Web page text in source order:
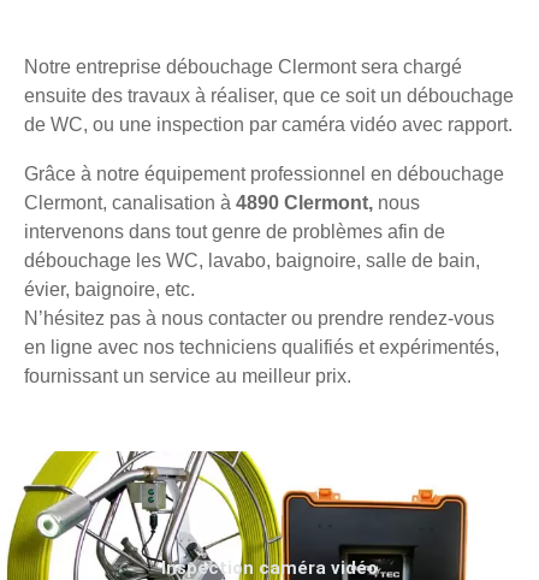
Notre entreprise débouchage Clermont sera chargé
ensuite des travaux à réaliser, que ce soit un débouchage
de WC, ou une inspection par caméra vidéo avec rapport.
Grâce à notre équipement professionnel en débouchage
Clermont, canalisation à 4890 Clermont, nous
intervenons dans tout genre de problèmes afin de
débouchage les WC, lavabo, baignoire, salle de bain,
évier, baignoire, etc.
N’hésitez pas à nous contacter ou prendre rendez-vous
en ligne avec nos techniciens qualifiés et expérimentés,
fournissant un service au meilleur prix.
Inspection caméra vidéo